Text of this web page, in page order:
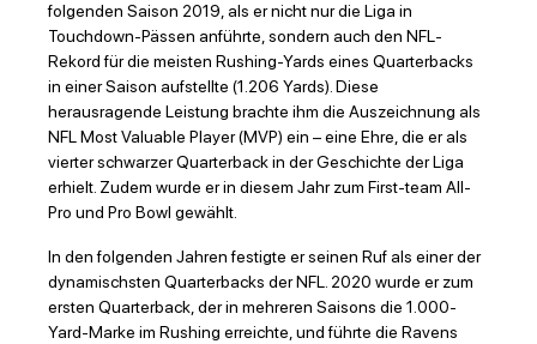
folgenden Saison 2019, als er nicht nur die Liga in
Touchdown-Pässen anführte, sondern auch den NFL-
Rekord für die meisten Rushing-Yards eines Quarterbacks
in einer Saison aufstellte (1.206 Yards). Diese
herausragende Leistung brachte ihm die Auszeichnung als
NFL Most Valuable Player (MVP) ein – eine Ehre, die er als
vierter schwarzer Quarterback in der Geschichte der Liga
erhielt. Zudem wurde er in diesem Jahr zum First-team All-
Pro und Pro Bowl gewählt.
In den folgenden Jahren festigte er seinen Ruf als einer der
dynamischsten Quarterbacks der NFL. 2020 wurde er zum
ersten Quarterback, der in mehreren Saisons die 1.000-
Yard-Marke im Rushing erreichte, und führte die Ravens